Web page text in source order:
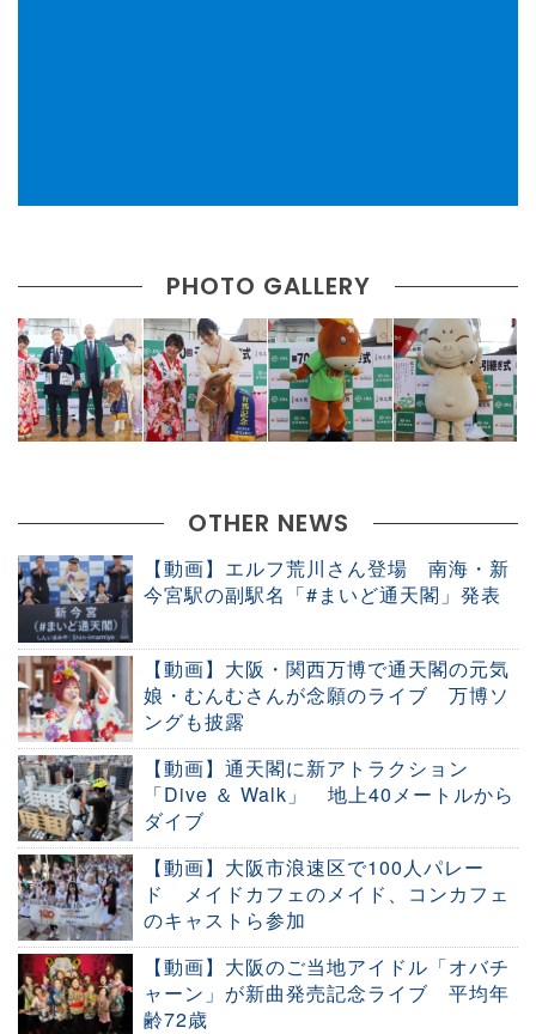
PHOTO GALLERY
OTHER NEWS
【動画】エルフ荒川さん登場 南海・新
今宮駅の副駅名「#まいど通天閣」発表
【動画】大阪・関西万博で通天閣の元気
娘・むんむさんが念願のライブ 万博ソ
ングも披露
【動画】通天閣に新アトラクション
「Dive ＆ Walk」 地上40メートルから
ダイブ
【動画】大阪市浪速区で100人パレー
ド メイドカフェのメイド、コンカフェ
のキャストら参加
【動画】大阪のご当地アイドル「オバチ
ャーン」が新曲発売記念ライブ 平均年
齢72歳